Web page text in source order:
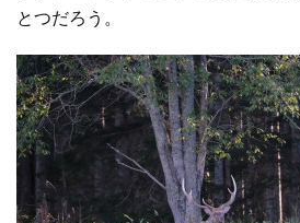
とつだろう。